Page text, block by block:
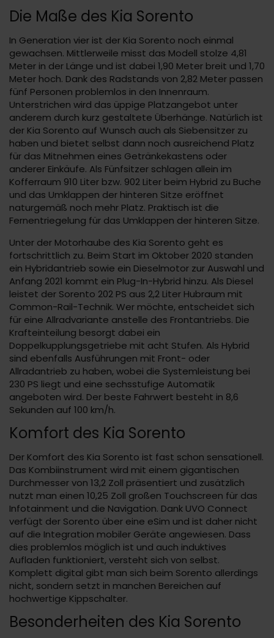
Die Maße des Kia Sorento
In Generation vier ist der Kia Sorento noch einmal
gewachsen. Mittlerweile misst das Modell stolze 4,81
Meter in der Länge und ist dabei 1,90 Meter breit und 1,70
Meter hoch. Dank des Radstands von 2,82 Meter passen
fünf Personen problemlos in den Innenraum.
Unterstrichen wird das üppige Platzangebot unter
anderem durch kurz gestaltete Überhänge. Natürlich ist
der Kia Sorento auf Wunsch auch als Siebensitzer zu
haben und bietet selbst dann noch ausreichend Platz
für das Mitnehmen eines Getränkekastens oder
anderer Einkäufe. Als Fünfsitzer schlagen allein im
Kofferraum 910 Liter bzw. 902 Liter beim Hybrid zu Buche
und das Umklappen der hinteren Sitze eröffnet
naturgemäß noch mehr Platz. Praktisch ist die
Fernentriegelung für das Umklappen der hinteren Sitze.
Unter der Motorhaube des Kia Sorento geht es
fortschrittlich zu. Beim Start im Oktober 2020 standen
ein Hybridantrieb sowie ein Dieselmotor zur Auswahl und
Anfang 2021 kommt ein Plug-In-Hybrid hinzu. Als Diesel
leistet der Sorento 202 PS aus 2,2 Liter Hubraum mit
Common-Rail-Technik. Wer möchte, entscheidet sich
für eine Allradvariante anstelle des Frontantriebs. Die
Krafteinteilung besorgt dabei ein
Doppelkupplungsgetriebe mit acht Stufen. Als Hybrid
sind ebenfalls Ausführungen mit Front- oder
Allradantrieb zu haben, wobei die Systemleistung bei
230 PS liegt und eine sechsstufige Automatik
angeboten wird. Der beste Fahrwert besteht in 8,6
Sekunden auf 100 km/h.
Komfort des Kia Sorento
Der Komfort des Kia Sorento ist fast schon sensationell.
Das Kombiinstrument wird mit einem gigantischen
Durchmesser von 13,2 Zoll präsentiert und zusätzlich
nutzt man einen 10,25 Zoll großen Touchscreen für das
Infotainment und die Navigation. Dank UVO Connect
verfügt der Sorento über eine eSim und ist daher nicht
auf die Integration mobiler Geräte angewiesen. Dass
dies problemlos möglich ist und auch induktives
Aufladen funktioniert, versteht sich von selbst.
Komplett digital gibt man sich beim Sorento allerdings
nicht, sondern setzt in manchen Bereichen auf
hochwertige Kippschalter.
Besonderheiten des Kia Sorento